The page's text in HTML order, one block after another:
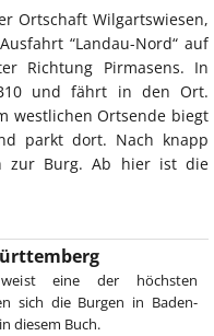
Ortschaft Wilgartswiesen,
“Landau-Nord“ auf
Richtung Pirmasens. In
und fährt in den Ort.
westlichen Ortsende biegt
parkt dort. Nach knapp
zur Burg. Ab hier ist die
weist eine der höchsten
sich die Burgen in Baden-
diesem Buch.